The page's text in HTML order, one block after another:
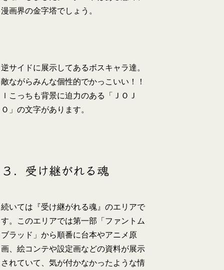
漫画界の金字塔でしょう。
逆サイドに展示してあるボスキャラ達。
敵ながらみんな個性的でかっこいい！！
ｌこっちも背景に迫力のある「ＪＯＪ
Ｏ」の文字があります。
３．受け継がれる魂
続いては『受け継がれる魂』のエリアで
す。このエリアでは第一部「ファントム
ブラッド」から順番に台本やアニメ原
画、絵コンテや設定画などの資料が展示
されていて、気が付かなかったような情